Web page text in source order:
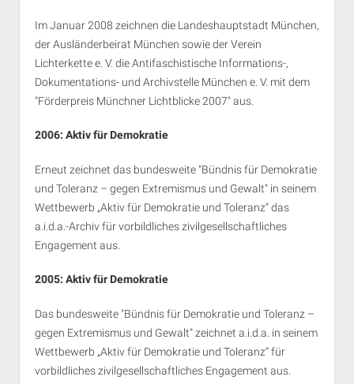
Im Januar 2008 zeichnen die Landeshauptstadt München,
der Ausländerbeirat München sowie der Verein
Lichterkette e. V. die Antifaschistische Informations-,
Dokumentations- und Archivstelle München e. V. mit dem
"Förderpreis Münchner Lichtblicke 2007" aus.
2006: Aktiv für Demokratie
Erneut zeichnet das bundesweite "Bündnis für Demokratie
und Toleranz – gegen Extremismus und Gewalt" in seinem
Wettbewerb „Aktiv für Demokratie und Toleranz“ das
a.i.d.a.-Archiv für vorbildliches zivilgesellschaftliches
Engagement aus.
2005: Aktiv für Demokratie
Das bundesweite "Bündnis für Demokratie und Toleranz –
gegen Extremismus und Gewalt" zeichnet a.i.d.a. in seinem
Wettbewerb „Aktiv für Demokratie und Toleranz“ für
vorbildliches zivilgesellschaftliches Engagement aus.